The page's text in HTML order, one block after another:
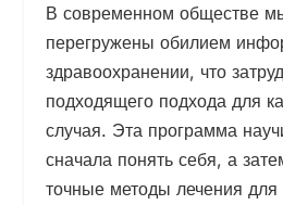
В современном обществе
перегружены обилием
здравоохранении, что
подходящего подхода для
случая. Эта программа
сначала понять себя, а
точные методы лечения